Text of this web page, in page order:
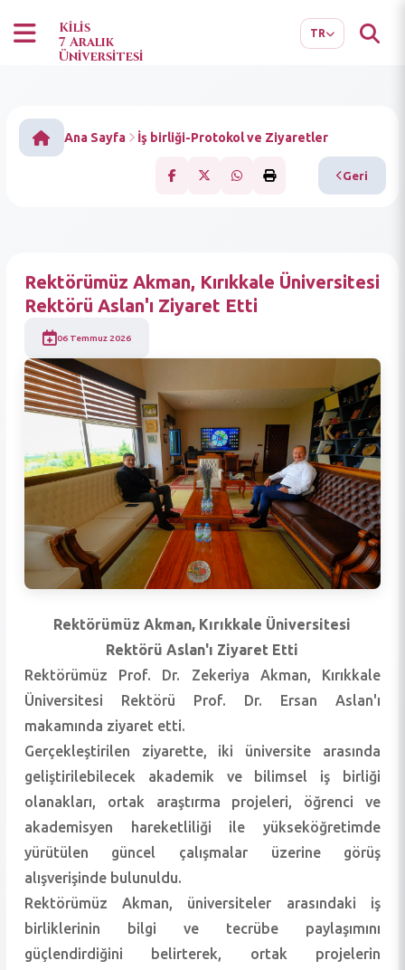
Kilis
7 Aralık
Üniversitesi
TR
Ana Sayfa İş birliği-Protokol ve Ziyaretler
Geri
Rektörümüz Akman, Kırıkkale Üniversitesi
Rektörü Aslan'ı Ziyaret Etti
06 Temmuz 2026
Rektörümüz Akman, Kırıkkale Üniversitesi
Rektörü Aslan'ı Ziyaret Etti
Rektörümüz Prof. Dr. Zekeriya Akman, Kırıkkale
Üniversitesi Rektörü Prof. Dr. Ersan Aslan'ı
makamında ziyaret etti.
Gerçekleştirilen ziyarette, iki üniversite arasında
geliştirilebilecek akademik ve bilimsel iş birliği
olanakları, ortak araştırma projeleri, öğrenci ve
akademisyen hareketliliği ile yükseköğretimde
yürütülen güncel çalışmalar üzerine görüş
alışverişinde bulunuldu.
Rektörümüz Akman, üniversiteler arasındaki iş
birliklerinin bilgi ve tecrübe paylaşımını
güçlendirdiğini belirterek, ortak projelerin